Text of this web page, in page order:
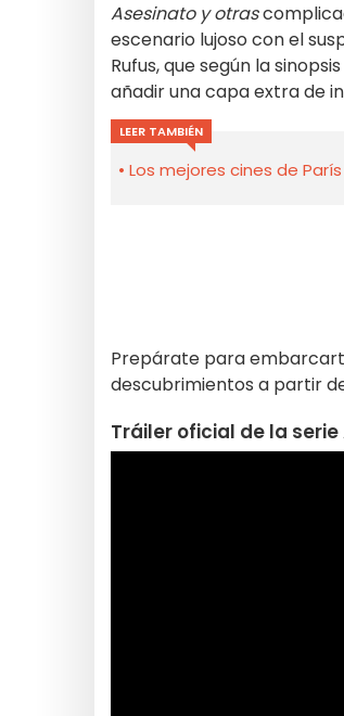
Asesinato y otras
escenario lujoso con el
Rufus, que según la
añadir una capa extra de
LEER TAMBIÉN
Los mejores cines de París
Prepárate para
descubrimientos a partir
Tráiler oficial de la serie